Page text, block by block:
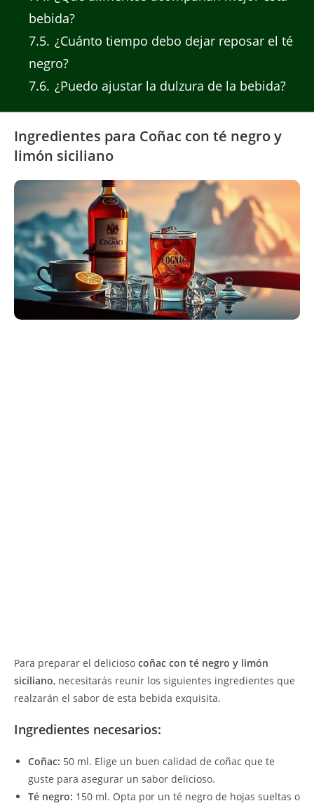
bebida?
7.5 ¿Cuánto tiempo debo dejar reposar el té
negro?
7.6 ¿Puedo ajustar la dulzura de la bebida?
Ingredientes para Coñac con té negro y
limón siciliano
Para preparar el delicioso coñac con té negro y limón
siciliano, necesitarás reunir los siguientes ingredientes que
realzarán el sabor de esta bebida exquisita.
Ingredientes necesarios:
Coñac: 50 ml. Elige un buen calidad de coñac que te
guste para asegurar un sabor delicioso.
Té negro: 150 ml. Opta por un té negro de hojas sueltas o